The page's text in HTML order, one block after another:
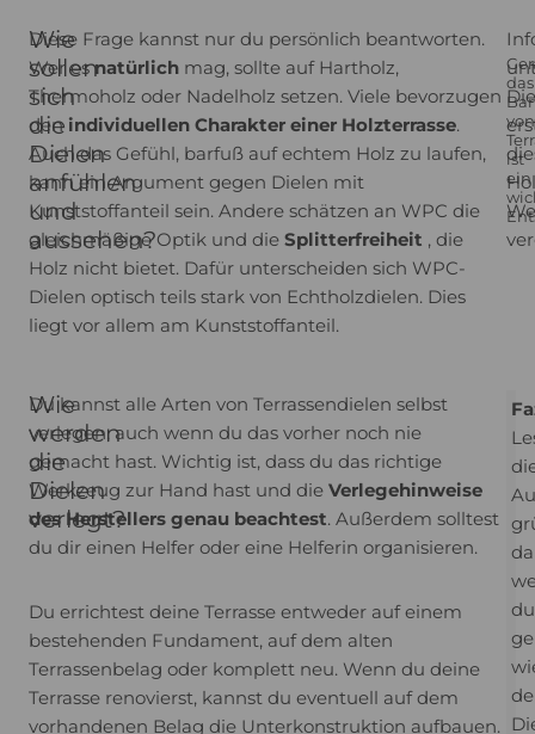
Wie
sollen
sich
die
Dielen
anfühlen
und
aussehen?
Diese Frage kannst nur du persönlich beantworten.
Wer esnatürlich mag, sollte auf Hartholz,
Thermoholz oder Nadelholz setzen. Viele bevorzugen
den individuellen Charakter einer Holzterrasse.
Auch das Gefühl, barfuß auf echtem Holz zu laufen,
kann ein Argument gegen Dielen mit
Kunststoffanteil sein. Andere schätzen an WPC die
gleichmäßige Optik und die Splitterfreiheit , die
Holz nicht bietet. Dafür unterscheiden sich WPC-
Dielen optisch teils stark von Echtholzdielen. Dies
liegt vor allem am Kunststoffanteil.
das
von
ist
ein
Wie
werden
die
Dielen
verlegt?
Du kannst alle Arten von Terrassendielen selbst
verlegen, auch wenn du das vorher noch nie
gemacht hast. Wichtig ist, dass du das richtige
Werkzeug zur Hand hast und die Verlegehinweise
des Herstellers genau beachtest. Außerdem solltest
du dir einen Helfer oder eine Helferin organisieren.
Du errichtest deine Terrasse entweder auf einem
bestehenden Fundament, auf dem alten
Terrassenbelag oder komplett neu. Wenn du deine
Terrasse renovierst, kannst du eventuell auf dem
vorhandenen Belag die Unterkonstruktion aufbauen.
du